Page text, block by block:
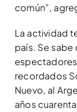
común”,
La actividad
país. Se
espectadores
recordados
Nuevo, al
años